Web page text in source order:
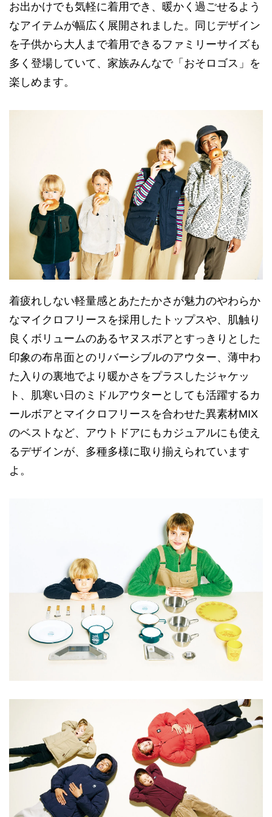
お出かけでも気軽に着用でき、暖かく過ごせるよう
なアイテムが幅広く展開されました。同じデザイン
を子供から大人まで着用できるファミリーサイズも
多く登場していて、家族みんなで「おそロゴス」を
楽しめます。
着疲れしない軽量感とあたたかさが魅力のやわらか
なマイクロフリースを採用したトップスや、肌触り
良くボリュームのあるヤヌスボアとすっきりとした
印象の布帛面とのリバーシブルのアウター、薄中わ
た入りの裏地でより暖かさをプラスしたジャケッ
ト、肌寒い日のミドルアウターとしても活躍するカ
ールボアとマイクロフリースを合わせた異素材MIX
のベストなど、アウトドアにもカジュアルにも使え
るデザインが、多種多様に取り揃えられています
よ。